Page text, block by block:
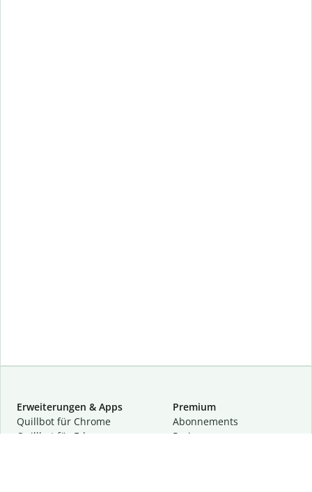
Erweiterungen & Apps
Quillbot für Chrome
Quillbot für Edge
Premium
Abon­ne­ments
Preise